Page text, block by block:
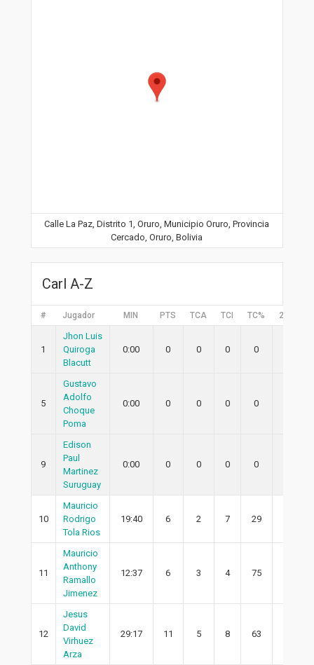
Calle La Paz, Distrito 1, Oruro, Municipio Oruro, Provincia
Cercado, Oruro, Bolivia
Carl A-Z
# Jugador MIN PTS TCA TCI TC% 2PA
1
Jhon Luis
Quiroga
Blacutt
0:00 0 0 0 0
5
Gustavo
Adolfo
Choque
Poma
0:00 0 0 0 0
9
Edison
Paul
Martinez
Suruguay
0:00 0 0 0 0
10
Mauricio
Rodrigo
Tola Rios
19:40 6 2 7 29
11
Mauricio
Anthony
Ramallo
Jimenez
12:37 6 3 4 75
12
Jesus
David
Virhuez
Arza
29:17 11 5 8 63